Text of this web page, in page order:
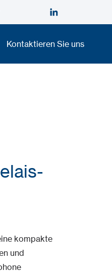
Kontaktieren Sie uns
kompakte
und